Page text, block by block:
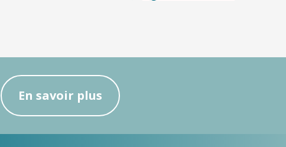
En savoir plus